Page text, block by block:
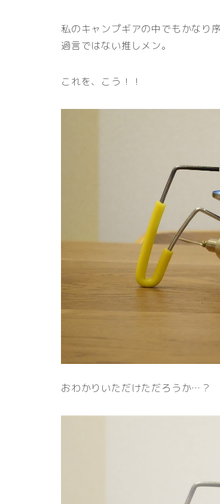
私のキャンプギアの中でもかなり
過言ではない推しメン。
これを、こう！！
おわかりいただけただろうか…？